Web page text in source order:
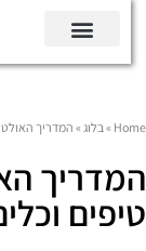
» בלוג» המדריך